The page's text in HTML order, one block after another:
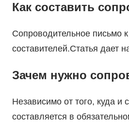
Как составить
Сопроводительное письмо
составителей.Статья дает
Зачем нужно
Независимо от того, куда
составляется в